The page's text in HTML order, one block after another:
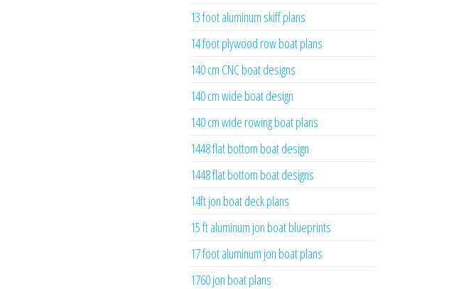
13 foot aluminum skiff plans
14 foot plywood row boat plans
140 cm CNC boat designs
140 cm wide boat design
140 cm wide rowing boat plans
1448 flat bottom boat design
1448 flat bottom boat designs
14ft jon boat deck plans
15 ft aluminum jon boat blueprints
17 foot aluminum jon boat plans
1760 jon boat plans